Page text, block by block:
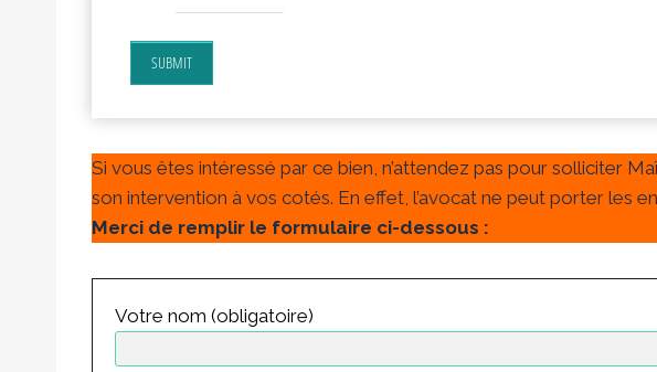
SUBMIT
Si vous êtes intéressé par ce bien, n’attendez pas pour solliciter
son intervention à vos cotés. En effet, l’avocat ne peut porter les
Merci de remplir le formulaire ci-dessous :
Votre nom (obligatoire)